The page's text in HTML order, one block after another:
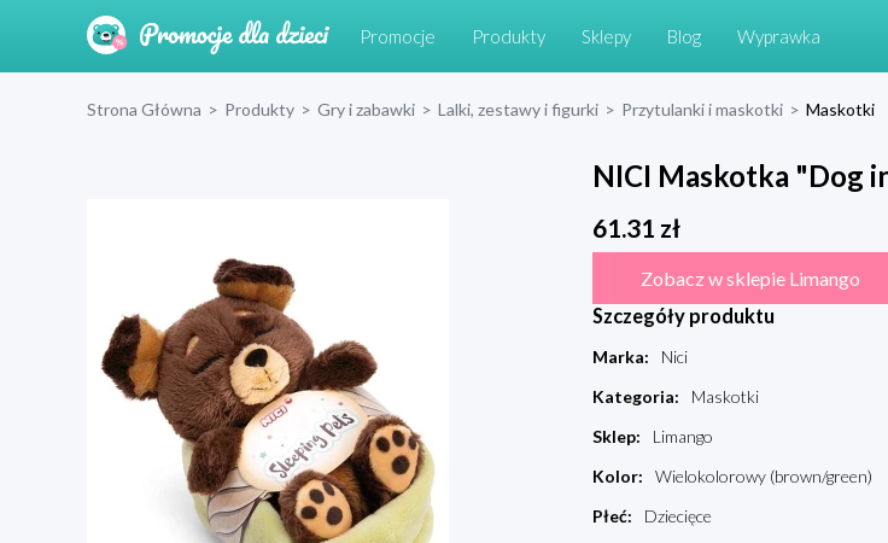
Promocje Produkty Sklepy Blog Wyprawka
Strona Główna > Produkty > Gry i zabawki > Lalki, zestawy i figurki > Przytulanki i maskotki > Maskotki
NICI Maskotka "Dog
61.31 zł
Zobacz w sklepie Limango
Szczegóły produktu
Marka:
Nici
Kategoria:
Maskotki
Sklep:
Limango
Kolor:
Wielokolorowy (brown/green)
Płeć:
Dziecięce